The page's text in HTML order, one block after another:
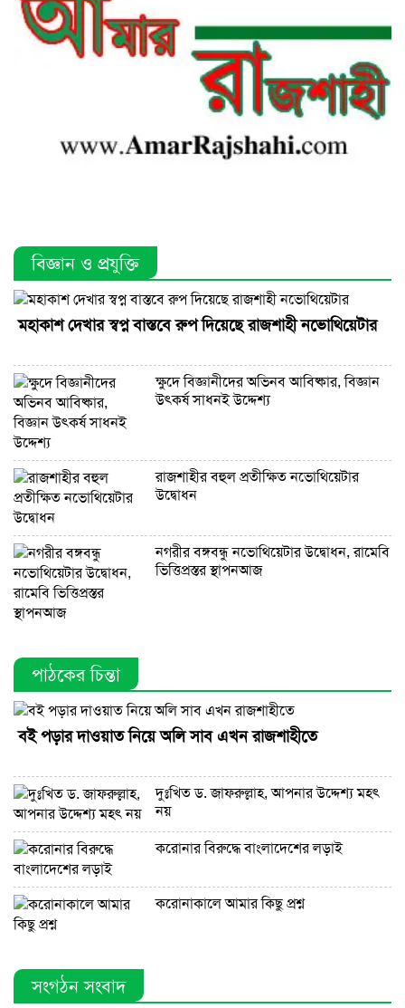
বিজ্ঞান ও প্রযুক্তি
মহাকাশ দেখার স্বপ্ন বাস্তবে রুপ দিয়েছে রাজশাহী নভোথিয়েটার
ক্ষুদে বিজ্ঞানীদের অভিনব আবিষ্কার, বিজ্ঞান
উৎকর্ষ সাধনই উদ্দেশ্য
রাজশাহীর বহুল প্রতীক্ষিত নভোথিয়েটার
উদ্বোধন
নগরীর বঙ্গবন্ধু নভোথিয়েটার উদ্বোধন, রামেবি
ভিত্তিপ্রস্তর স্থাপনআজ
পাঠকের চিন্তা
বই পড়ার দাওয়াত নিয়ে অলি সাব এখন রাজশাহীতে
দুঃখিত ড. জাফরুল্লাহ, আপনার উদ্দেশ্য মহৎ
নয়
করোনার বিরুদ্ধে বাংলাদেশের লড়াই
করোনাকালে আমার কিছু প্রশ্ন
সংগঠন সংবাদ